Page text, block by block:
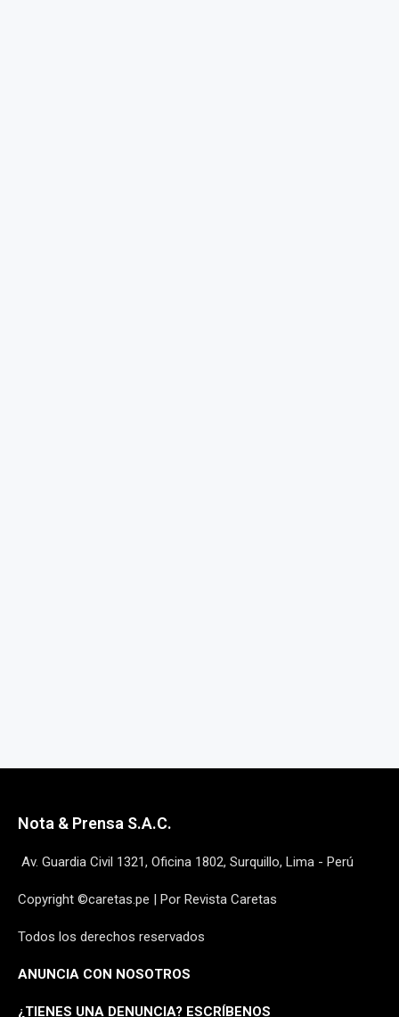
Nota & Prensa S.A.C.
Av. Guardia Civil 1321, Oficina 1802, Surquillo, Lima - Perú
Copyright ©caretas.pe | Por Revista Caretas
Todos los derechos reservados
ANUNCIA CON NOSOTROS
¿TIENES UNA DENUNCIA? ESCRÍBENOS